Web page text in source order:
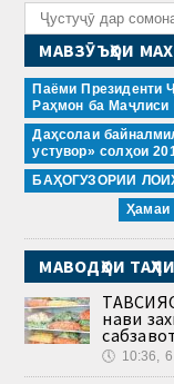
МАВЗӮЪҲОИ
Паёми Президенти
Раҳмон ба Маҷлиси
Даҳсолаи
устувор» солҳои
БАҲОГУЗОРИИ
Ҳамаи
МАВОДҲОИ
нави
🕔 10:36,